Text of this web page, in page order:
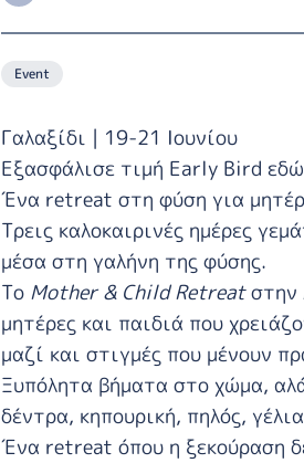
Event
Γαλαξίδι | 19-21 Ιουνίου
Εξασφάλισε τιμή Early Bird εδώ
Ένα retreat στη φύση για
Τρεις καλοκαιρινές ημέρες
μέσα στη γαλήνη της φύσης.
Το Mother & Child Retreatστην
μητέρες και παιδιά που
μαζί και στιγμές που μένουν
Ξυπόλητα βήματα στο χώμα,
δέντρα, κηπουρική, πηλός,
Ένα retreat όπου η ξεκούραση